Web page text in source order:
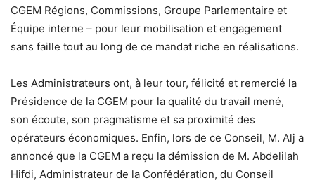
CGEM Régions, Commissions, Groupe Parlementaire et
Équipe interne – pour leur mobilisation et engagement
sans faille tout au long de ce mandat riche en réalisations.
Les Administrateurs ont, à leur tour, félicité et remercié la
Présidence de la CGEM pour la qualité du travail mené,
son écoute, son pragmatisme et sa proximité des
opérateurs économiques. Enfin, lors de ce Conseil, M. Alj a
annoncé que la CGEM a reçu la démission de M. Abdelilah
Hifdi, Administrateur de la Confédération, du Conseil